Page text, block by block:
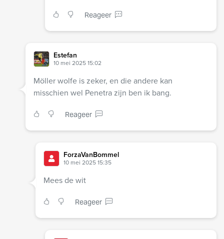
Reageer
Estefan
10 mei 2025 15:02
Möller wolfe is zeker, en die andere kan
misschien wel Penetra zijn ben ik bang.
Reageer
ForzaVanBommel
10 mei 2025 15:35
Mees de wit
Reageer